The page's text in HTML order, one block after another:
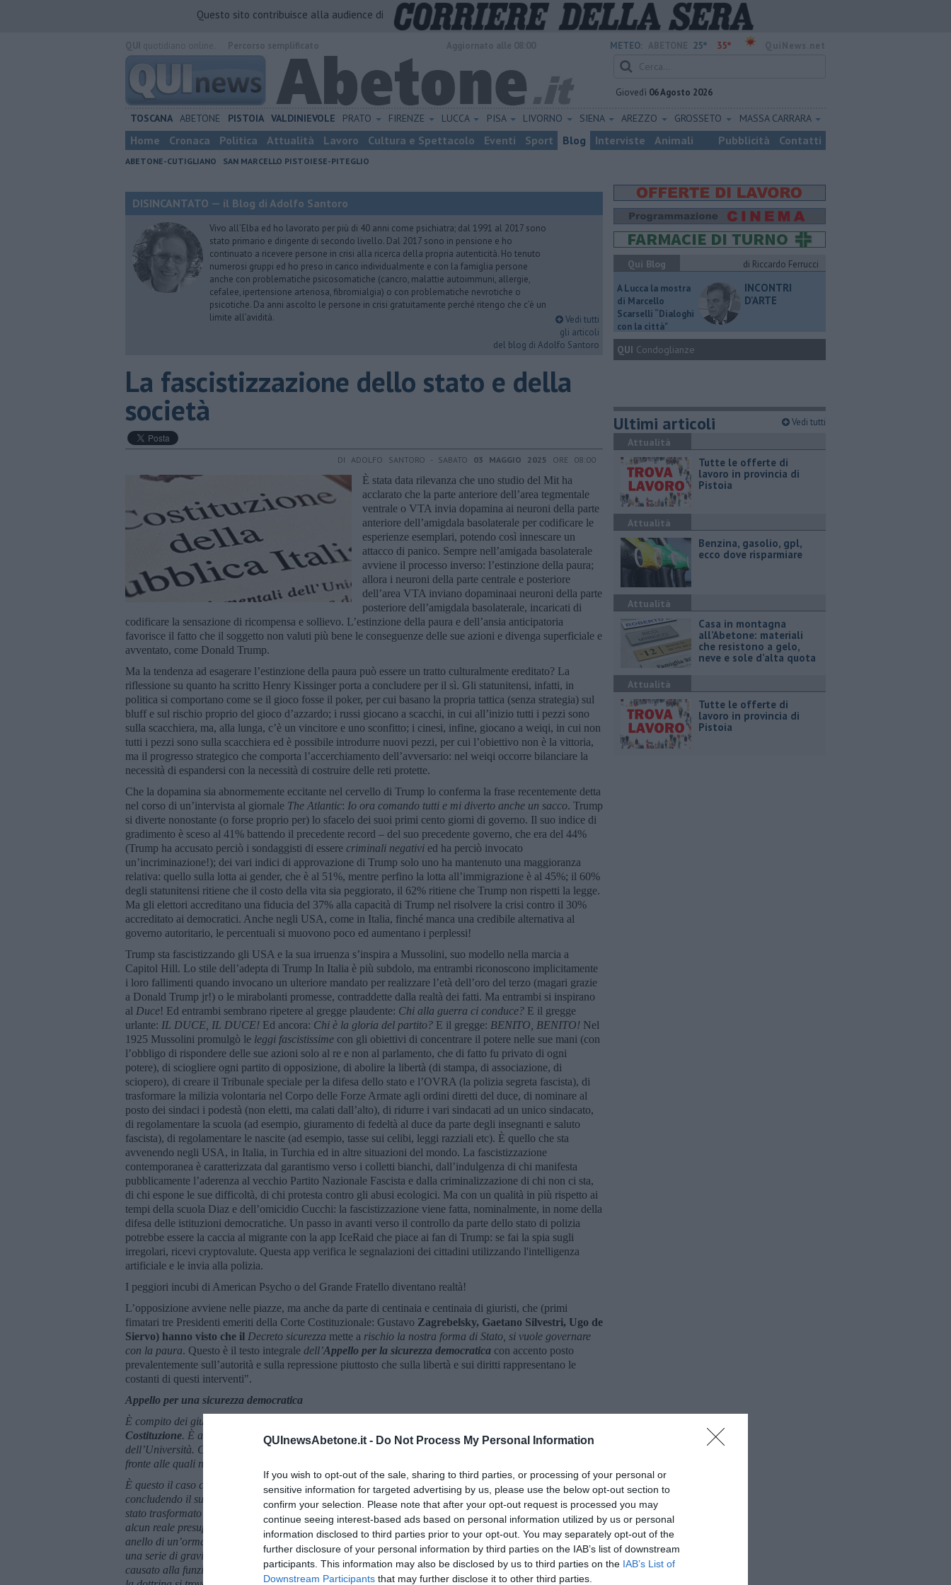
QUInewsAbetone.it - Do Not Process My Personal Information
If you wish to opt-out of the sale, sharing to third parties, or processing of your personal or
sensitive information for targeted advertising by us, please use the below opt-out section to
confirm your selection. Please note that after your opt-out request is processed you may
continue seeing interest-based ads based on personal information utilized by us or personal
information disclosed to third parties prior to your opt-out. You may separately opt-out of the
further disclosure of your personal information by third parties on the IAB’s list of downstream
participants. This information may also be disclosed by us to third parties on the IAB’s List of
Downstream Participants that may further disclose it to other third parties.
Questo sito contribuisce alla audience di
METEO: 25° 35°
Giovedì 06 Agosto 2026
TOSCANA ABETONE PISTOIA VALDINIEVOLE PRATO FIRENZE LUCCA PISA LIVORNO SIENA AREZZO GROSSETO MASSA CARRARA
Home Cronaca Politica Attualità Lavoro Cultura e Spettacolo Eventi Sport Blog Interviste Animali Pubblicità Contatti
ABETONE-CUTIGLIANO SAN MARCELLO PISTOIESE-PITEGLIO
DISINCANTATO — il Blog di Adolfo Santoro
Vivo all’Elba ed ho lavorato per più di 40 anni come psichiatra; dal 1991 al 2017 sono
stato primario e dirigente di secondo livello. Dal 2017 sono in pensione e ho
continuato a ricevere persone in crisi alla ricerca della propria autenticità. Ho tenuto
numerosi gruppi ed ho preso in carico individualmente e con la famiglia persone
anche con problematiche psicosomatiche (cancro, malattie autoimmuni, allergie,
cefalee, ipertensione arteriosa, fibromialgia) o con problematiche nevrotiche o
psicotiche. Da anni ascolto le persone in crisi gratuitamente perché ritengo che c’è un
limite all’avidità.
Vedi tutti
gli articoli
del blog di Adolfo Santoro
​La fascistizzazione dello stato e della
società
DI ADOLFO SANTORO - SABATO 03 MAGGIO 2025 ORE 08:00
È stata data rilevanza che uno studio del Mit ha
acclarato che la parte anteriore dell’area tegmentale
ventrale o VTA invia dopamina ai neuroni della parte
anteriore dell’amigdala basolaterale per codificare le
esperienze esemplari, potendo così innescare un
attacco di panico. Sempre nell’amigada basolaterale
avviene il processo inverso: l’estinzione della paura;
allora i neuroni della parte centrale e posteriore
dell’area VTA inviano dopaminaai neuroni della parte
posteriore dell’amigdala basolaterale, incaricati di
codificare la sensazione di ricompensa e sollievo. L’estinzione della paura e dell’ansia anticipatoria
favorisce il fatto che il soggetto non valuti più bene le conseguenze delle sue azioni e divenga superficiale e
avventato, come Donald Trump.
Ma la tendenza ad esagerare l’estinzione della paura può essere un tratto culturalmente ereditato? La
riflessione su quanto ha scritto Henry Kissinger porta a concludere per il sì. Gli statunitensi, infatti, in
politica si comportano come se il gioco fosse il poker, per cui basano la propria tattica (senza strategia) sul
bluff e sul rischio proprio del gioco d’azzardo; i russi giocano a scacchi, in cui all’inizio tutti i pezzi sono
sulla scacchiera, ma, alla lunga, c’è un vincitore e uno sconfitto; i cinesi, infine, giocano a weiqi, in cui non
tutti i pezzi sono sulla scacchiera ed è possibile introdurre nuovi pezzi, per cui l’obiettivo non è la vittoria,
ma il progresso strategico che comporta l’accerchiamento dell’avversario: nel weiqi occorre bilanciare la
necessità di espandersi con la necessità di costruire delle reti protette.
Che la dopamina sia abnormemente eccitante nel cervello di Trump lo conferma la frase recentemente detta
nel corso di un’intervista al giornale The Atlantic: Io ora comando tutti e mi diverto anche un sacco. Trump
si diverte nonostante (o forse proprio per) lo sfacelo dei suoi primi cento giorni di governo. Il suo indice di
gradimento è sceso al 41% battendo il precedente record – del suo precedente governo, che era del 44%
(Trump ha accusato perciò i sondaggisti di essere criminali negativi ed ha perciò invocato
un’incriminazione!); dei vari indici di approvazione di Trump solo uno ha mantenuto una maggioranza
relativa: quello sulla lotta ai gender, che è al 51%, mentre perfino la lotta all’immigrazione è al 45%; il 60%
degli statunitensi ritiene che il costo della vita sia peggiorato, il 62% ritiene che Trump non rispetti la legge.
Ma gli elettori accreditano una fiducia del 37% alla capacità di Trump nel risolvere la crisi contro il 30%
accreditato ai democratici. Anche negli USA, come in Italia, finché manca una credibile alternativa al
governo autoritario, le percentuali si muovono poco ed aumentano i perplessi!
Trump sta fascistizzando gli USA e la sua irruenza s’inspira a Mussolini, suo modello nella marcia a
Capitol Hill. Lo stile dell’adepta di Trump In Italia è più subdolo, ma entrambi riconoscono implicitamente
i loro fallimenti quando invocano un ulteriore mandato per realizzare l’età dell’oro del terzo (magari grazie
a Donald Trump jr!) o le mirabolanti promesse, contraddette dalla realtà dei fatti. Ma entrambi si inspirano
al Duce! Ed entrambi sembrano ripetere al gregge plaudente: Chi alla guerra ci conduce? E il gregge
urlante: IL DUCE, IL DUCE! Ed ancora: Chi è la gloria del partito? E il gregge: BENITO, BENITO! Nel
1925 Mussolini promulgò le leggi fascistissime con gli obiettivi di concentrare il potere nelle sue mani (con
l’obbligo di rispondere delle sue azioni solo al re e non al parlamento, che di fatto fu privato di ogni
potere), di sciogliere ogni partito di opposizione, di abolire la libertà (di stampa, di associazione, di
sciopero), di creare il Tribunale speciale per la difesa dello stato e l’OVRA (la polizia segreta fascista), di
trasformare la milizia volontaria nel Corpo delle Forze Armate agli ordini diretti del duce, di nominare al
posto dei sindaci i podestà (non eletti, ma calati dall’alto), di ridurre i vari sindacati ad un unico sindacato,
di regolamentare la scuola (ad esempio, giuramento di fedeltà al duce da parte degli insegnanti e saluto
fascista), di regolamentare le nascite (ad esempio, tasse sui celibi, leggi razziali etc). È quello che sta
avvenendo negli USA, in Italia, in Turchia ed in altre situazioni del mondo. La fascistizzazione
contemporanea è caratterizzata dal garantismo verso i colletti bianchi, dall’indulgenza di chi manifesta
pubblicamente l’aderenza al vecchio Partito Nazionale Fascista e dalla criminalizzazione di chi non ci sta,
di chi espone le sue difficoltà, di chi protesta contro gli abusi ecologici. Ma con un qualità in più rispetto ai
tempi della scuola Diaz e dell’omicidio Cucchi: la fascistizzazione viene fatta, nominalmente, in nome della
difesa delle istituzioni democratiche. Un passo in avanti verso il controllo da parte dello stato di polizia
potrebbe essere la caccia al migrante con la app IceRaid che piace ai fan di Trump: se fai la spia sugli
irregolari, ricevi cryptovalute. Questa app verifica le segnalazioni dei cittadini utilizzando l'intelligenza
artificiale e le invia alla polizia.
I peggiori incubi di American Psycho o del Grande Fratello diventano realtà!
L’opposizione avviene nelle piazze, ma anche da parte di centinaia e centinaia di giuristi, che (primi
fimatari tre Presidenti emeriti della Corte Costituzionale: Gustavo Zagrebelsky, Gaetano Silvestri, Ugo de
Siervo) hanno visto che il Decreto sicurezza mette a rischio la nostra forma di Stato, si vuole governare
con la paura. Questo è il testo integrale dell’Appello per la sicurezza democratica con accento posto
prevalentemente sull’autorità e sulla repressione piuttosto che sulla libertà e sui diritti rappresentano le
costanti di questi interventi".
Appello per una sicurezza democratica
È compito dei giuspubblicisti nei periodi normali della vita del paese interpretare ed insegnare la nostra
Costituzione. È anche compito dei singoli giuspubblicisti assumere delle posizioni individuali all’esterno
dell’Università. Ci sono momenti però nei quali accadono forzature istituzionali di particolare gravità, di
fronte alle quali non è più possibile tacere ed è anzi doveroso assumere insieme delle pubbliche posizioni.
È questo il caso che si è verificato nei giorni scorsi quando il disegno di legge sulla sicurezza, che stava
concludendo il suo iter dopo lunghi mesi di acceso dibattito parlamentare dati i discutibilissimi contenuti, è
stato trasformato dal Governo in un ennesimo decreto-legge, senza che vi fosse alcuna straordinarietà, né
alcun reale presupposto di necessità e di urgenza, come la Costituzione impone. Tale decreto – ultimo
anello di un’ormai lunga catena di attacchi volti a comprimere i diritti e accentrare il potere – presenta
una serie di gravissimi
profili di incostituzionalità, il primo dei quali consiste nel vero e proprio vulnus
causato alla funzione legislativa delle Camere. È accaduto spesso in passato ed anche in tempi recenti che
Qui Blog
di Riccardo Ferrucci
A Lucca la mostra
di Marcello
Scarselli “Dialoghi
con la città"
INCONTRI
D'ARTE
QUI Condoglianze
Ultimi articoli Vedi tutti
Attualità
​Tutte le offerte di
lavoro in provincia di
Pistoia
Attualità
​Benzina, gasolio, gpl,
ecco dove risparmiare
Attualità
Casa in montagna
all’Abetone: materiali
che resistono a gelo,
neve e sole d’alta quota
Attualità
​Tutte le offerte di
lavoro in provincia di
Pistoia